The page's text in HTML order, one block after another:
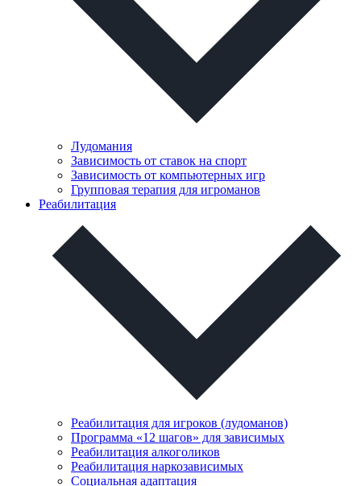
Лудомания
Зависимость от ставок на спорт
Зависимость от компьютерных игр
Групповая терапия для игроманов
Реабилитация
Реабилитация для игроков (лудоманов)
Программа «12 шагов» для зависимых
Реабилитация алкоголиков
Реабилитация наркозависимых
Социальная адаптация